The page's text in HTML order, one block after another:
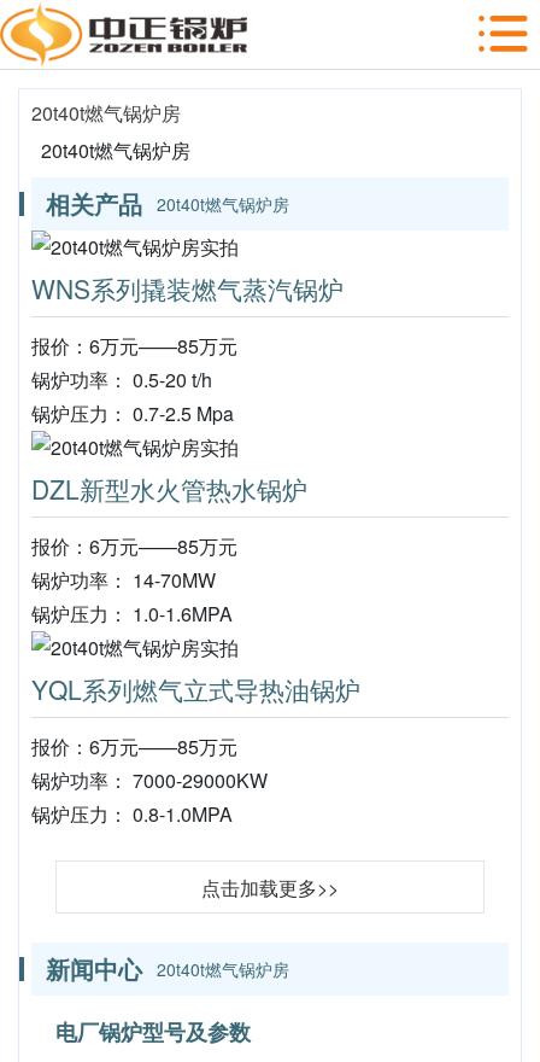
20t40t燃气锅炉房
20t40t燃气锅炉房
相关产品 20t40t燃气锅炉房
WNS系列撬装燃气蒸汽锅炉
报价：6万元——85万元
锅炉功率： 0.5-20 t/h
锅炉压力： 0.7-2.5 Mpa
DZL新型水火管热水锅炉
报价：6万元——85万元
锅炉功率： 14-70MW
锅炉压力： 1.0-1.6MPA
YQL系列燃气立式导热油锅炉
报价：6万元——85万元
锅炉功率： 7000-29000KW
锅炉压力： 0.8-1.0MPA
点击加载更多>>
新闻中心 20t40t燃气锅炉房
电厂锅炉型号及参数